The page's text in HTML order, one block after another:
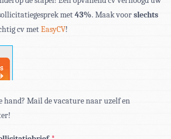
met43%. Maak voorslechts
cv metEasyCV!
hand? Mail de vacature naar uzelf en